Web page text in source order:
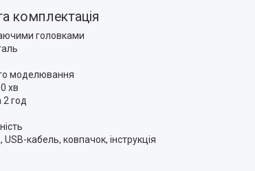
комплектація
головками
моделювання
хв
2 год
кабель, ковпачок, інструкція